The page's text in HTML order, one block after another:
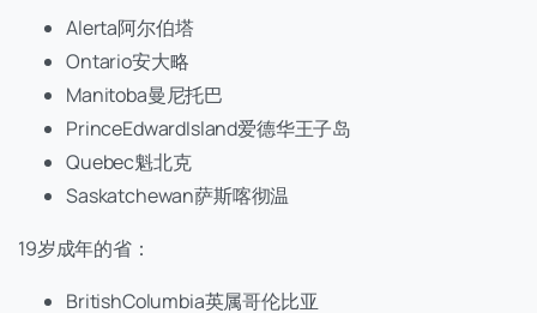
Alerta阿尔伯塔
Ontario安大略
Manitoba曼尼托巴
PrinceEdwardIsland爱德华王子岛
Quebec魁北克
Saskatchewan萨斯喀彻温
19岁成年的省：
BritishColumbia英属哥伦比亚